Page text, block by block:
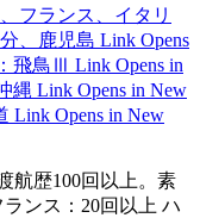
フランス、イタリ
、鹿児島 Link Opens
飛鳥Ⅲ Link Opens in
縄 Link Opens in New
Link Opens in New
航歴100回以上。素
ンス：20回以上 ハ